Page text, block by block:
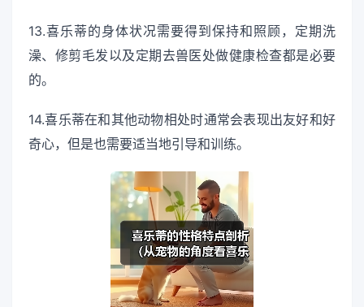
13.喜乐蒂的身体状况需要得到保持和照顾，定期洗
澡、修剪毛发以及定期去兽医处做健康检查都是必要
的。
14.喜乐蒂在和其他动物相处时通常会表现出友好和好
奇心，但是也需要适当地引导和训练。